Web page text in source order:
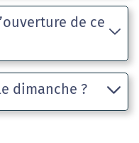
de ce
dimanche ?